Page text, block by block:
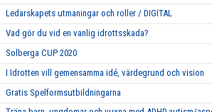
Ledarskapets utmaningar och roller / DIGITAL
Vad gör du vid en vanlig idrottsskada?
Solberga CUP 2020
I Idrotten vill gemensamma idé, värdegrund och vision
Gratis Spelformsutbildningarna